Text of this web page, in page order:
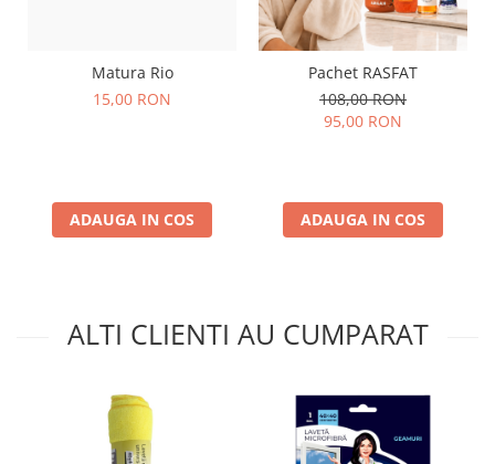
Matura Rio
15,00 RON
ADAUGA IN COS
Pachet RASFAT
108,00 RON
95,00 RON
ADAUGA IN COS
ALTI CLIENTI AU CUMPARAT